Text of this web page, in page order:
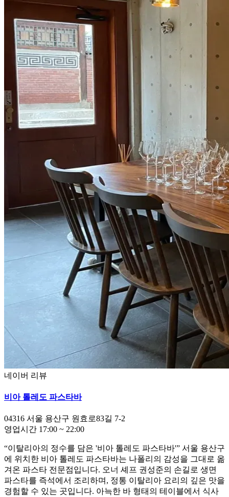
네이버 리뷰
비아 톨레도 파스타바
04316 서울 용산구 원효로83길 7-2
영업시간 17:00 ~ 22:00
“이탈리아의 정수를 담은 '비아 톨레도 파스타바'” 서울 용산구
에 위치한 비아 톨레도 파스타바는 나폴리의 감성을 그대로 옮
겨온 파스타 전문점입니다. 오너 셰프 권성준의 손길로 생면
파스타를 즉석에서 조리하며, 정통 이탈리아 요리의 깊은 맛을
경험할 수 있는 곳입니다. 아늑한 바 형태의 테이블에서 식사